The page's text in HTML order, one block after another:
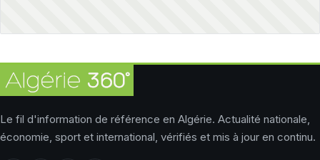
Le fil d'information de référence en Algérie. Actualité nationale,
économie, sport et international, vérifiés et mis à jour en continu.